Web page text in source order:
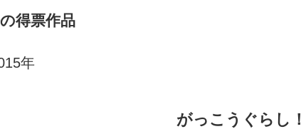
得票作品
年
がっこうぐらし！